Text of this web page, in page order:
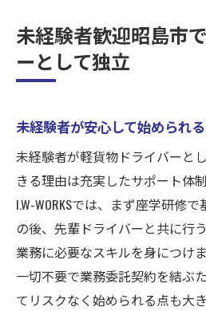
未経験者歓迎昭島市
ーとして独立
未経験者が安心して始められ
未経験者が軽貨物ドライバーと
きる理由は充実したサポート体
I.W-WORKSでは、まず座学研修
の後、先輩ドライバーと共に行
業務に必要なスキルを身につけ
一切不要で業務委託契約を結ぶ
てリスクなく始められる点も大